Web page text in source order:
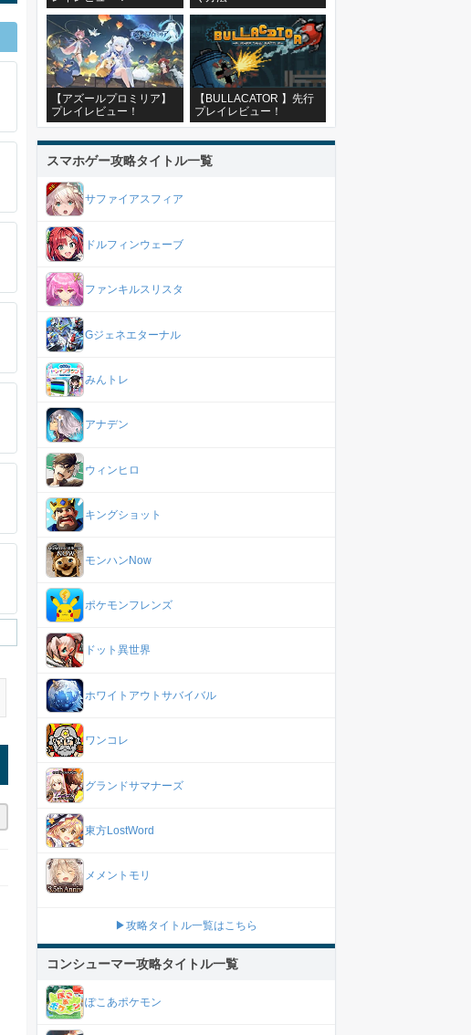
【アズールプロミリア】
プレイレビュー！
【BULLACATOR 】先行
プレイレビュー！
スマホゲー攻略タイトル一覧
サファイアスフィア
ドルフィンウェーブ
ファンキルスリスタ
Gジェネエターナル
みんトレ
アナデン
ウィンヒロ
キングショット
モンハンNow
ポケモンフレンズ
ドット異世界
ホワイトアウトサバイバル
ワンコレ
グランドサマナーズ
東方LostWord
メメントモリ
▶攻略タイトル一覧はこちら
コンシューマー攻略タイトル一覧
ぽこあポケモン